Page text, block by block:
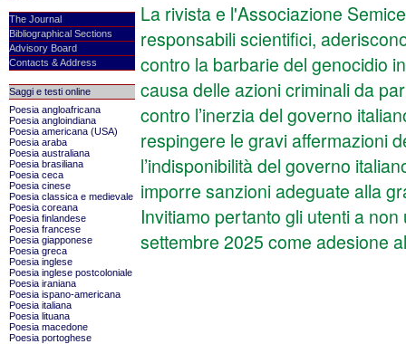
The Journal
Bibliographical Sections
Advisory Board
Contacts & Address
Saggi e testi online
Poesia angloafricana
Poesia angloindiana
Poesia americana (USA)
Poesia araba
Poesia australiana
Poesia brasiliana
Poesia ceca
Poesia cinese
Poesia classica e medievale
Poesia coreana
Poesia finlandese
Poesia francese
Poesia giapponese
Poesia greca
Poesia inglese
Poesia inglese postcoloniale
Poesia iraniana
Poesia ispano-americana
Poesia italiana
Poesia lituana
Poesia macedone
Poesia portoghese
La rivista e l'Associazione
responsabili scientifici,
contro la barbarie del genocidio
causa delle azioni criminali da
contro l’inerzia del governo
respingere le gravi affermazioni
l’indisponibilità del governo
imporre sanzioni adeguate alla
Invitiamo pertanto gli utenti a
settembre 2025 come adesione